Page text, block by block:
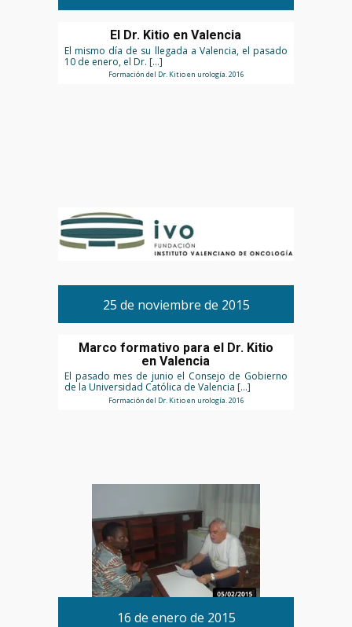
El Dr. Kitio en Valencia
El mismo día de su llegada a Valencia, el pasado
10 de enero, el Dr. […]
Formación del Dr. Kitio en urología. 2016
25 de noviembre de 2015
Marco formativo para el Dr. Kitio
en Valencia
El pasado mes de junio el Consejo de Gobierno
de la Universidad Católica de Valencia […]
Formación del Dr. Kitio en urología. 2016
16 de enero de 2015